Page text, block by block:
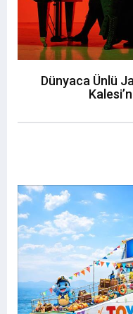
Dünyaca Ünlü